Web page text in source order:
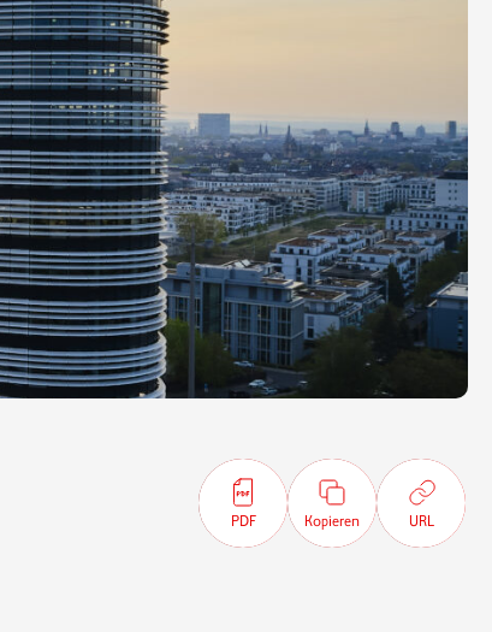
PDF Kopieren URL